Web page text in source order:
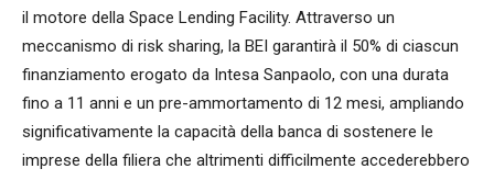
il motore della Space Lending Facility. Attraverso un
meccanismo di risk sharing, la BEI garantirà il 50% di ciascun
finanziamento erogato da Intesa Sanpaolo, con una durata
fino a 11 anni e un pre-ammortamento di 12 mesi, ampliando
significativamente la capacità della banca di sostenere le
imprese della filiera che altrimenti difficilmente accederebbero